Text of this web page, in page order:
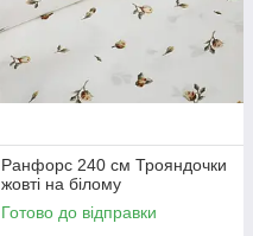
Ранфорс 240 см Трояндочки
жовті на білому
Готово до відправки